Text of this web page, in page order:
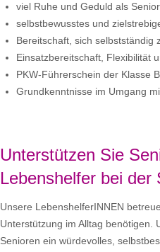
viel Ruhe und Geduld als
selbstbewusstes und
Bereitschaft, sich selbstständig
Einsatzbereitschaft, Flexibilität
PKW-Führerschein der Klasse B
Grundkenntnisse im Umgang
Unterstützen Sie
Lebenshelfer bei der
Unsere LebenshelferINNEN
Unterstützung im Alltag benötigen.
Senioren ein würdevolles,